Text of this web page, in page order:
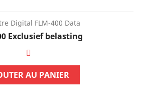
Digital FLM-400 Data
Prijs
Exclusief belasting
AU PANIER